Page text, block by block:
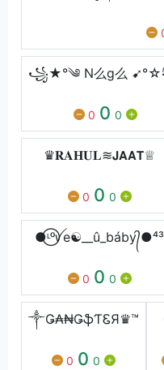
꧁★°༄ N么g么
0 0 0
♛𝐑𝐀𝐇𝐔𝐋≋𝗝𝗔𝗔𝗧♕
0 0 0
●⃝ᶫᵒꪜe☯__û_báby᭄●⁴³
0 0 0
༒Ǥ₳₦ǤֆƬᏋЯ♛™
0 0 0